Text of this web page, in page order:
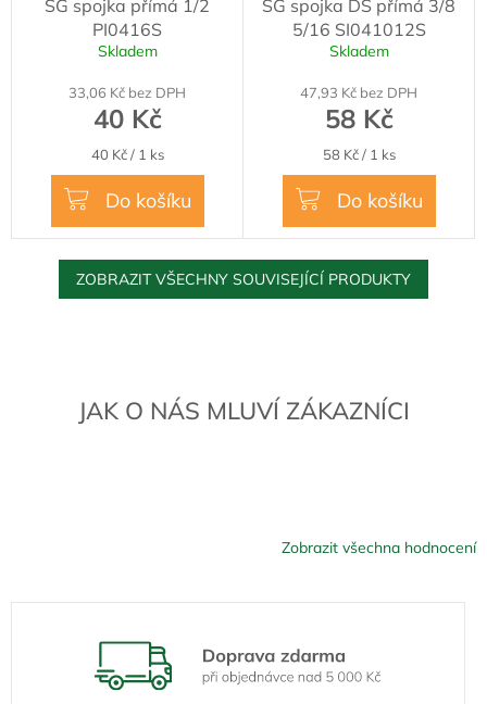
JAK O NÁS MLUVÍ ZÁKAZNÍCI
Zobrazit všechna hodnocení
SG spojka přímá 1/2
PI0416S
Skladem
33,06 Kč bez DPH
40 Kč
Měrná
cena:
40 Kč / 1 ks
Do košíku
SG spojka DS přímá 3/8
5/16 SI041012S
Skladem
47,93 Kč bez DPH
58 Kč
Měrná
cena:
58 Kč / 1 ks
Do košíku
ZOBRAZIT VŠECHNY SOUVISEJÍCÍ PRODUKTY